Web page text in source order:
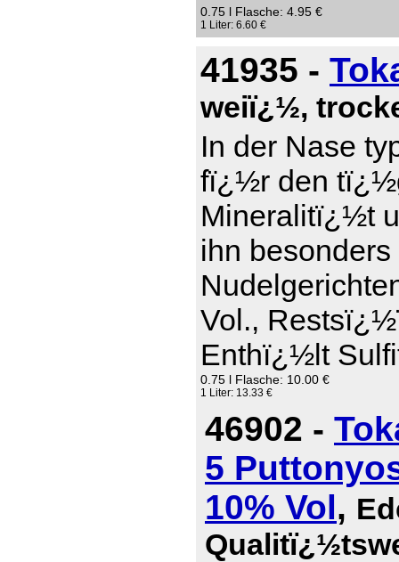
0.75 l Flasche: 4.95 €
1 Liter: 6.60 €
41935 -
weiï¿½,
In der Nase
fï¿½r den
Mineralitï¿½t
ihn
Vol.,
Enthï¿½lt
0.75 l Flasche: 10.00 €
1 Liter: 13.33 €
46902 -
5
10% Vol,